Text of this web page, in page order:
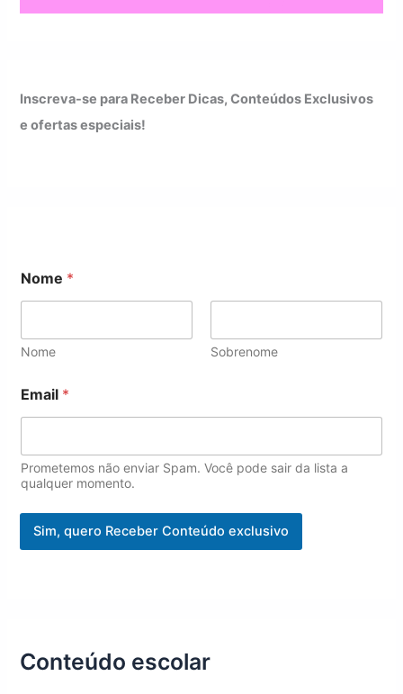
Inscreva-se para Receber Dicas, Conteúdos Exclusivos
e ofertas especiais!
Nome *
Nome Sobrenome
N
o
N
o
e
Email *
Prometemos não enviar Spam. Você pode sair da lista a
qualquer momento.
Sim, quero Receber Conteúdo exclusivo
Conteúdo escolar